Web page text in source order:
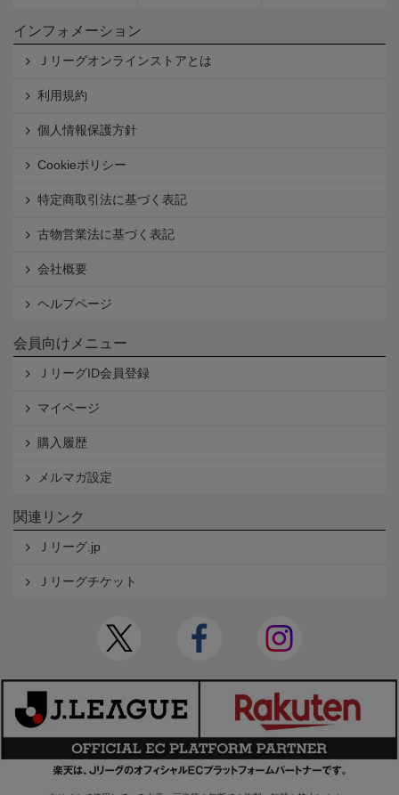
インフォメーション
Ｊリーグオンラインストアとは
利用規約
個人情報保護方針
Cookieポリシー
特定商取引法に基づく表記
古物営業法に基づく表記
会社概要
ヘルプページ
会員向けメニュー
ＪリーグID会員登録
マイページ
購入履歴
メルマガ設定
関連リンク
Ｊリーグ.jp
Ｊリーグチケット